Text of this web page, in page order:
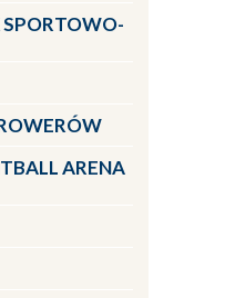
SPORTOWO-
ARENA